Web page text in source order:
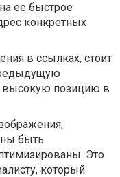
ее быстрое
конкретных
в ссылках, стоит
высокую позицию в
быть
Это
который